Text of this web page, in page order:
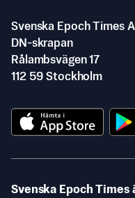
Svenska Epoch Times
DN-skrapan
Rålambsvägen 17
112 59 Stockholm
Svenska Epoch